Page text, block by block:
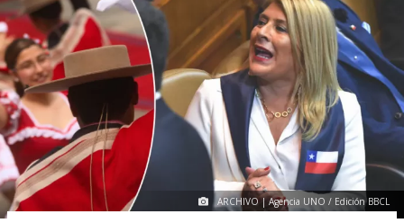
ARCHIVO | Agencia UNO / Edición BBCL